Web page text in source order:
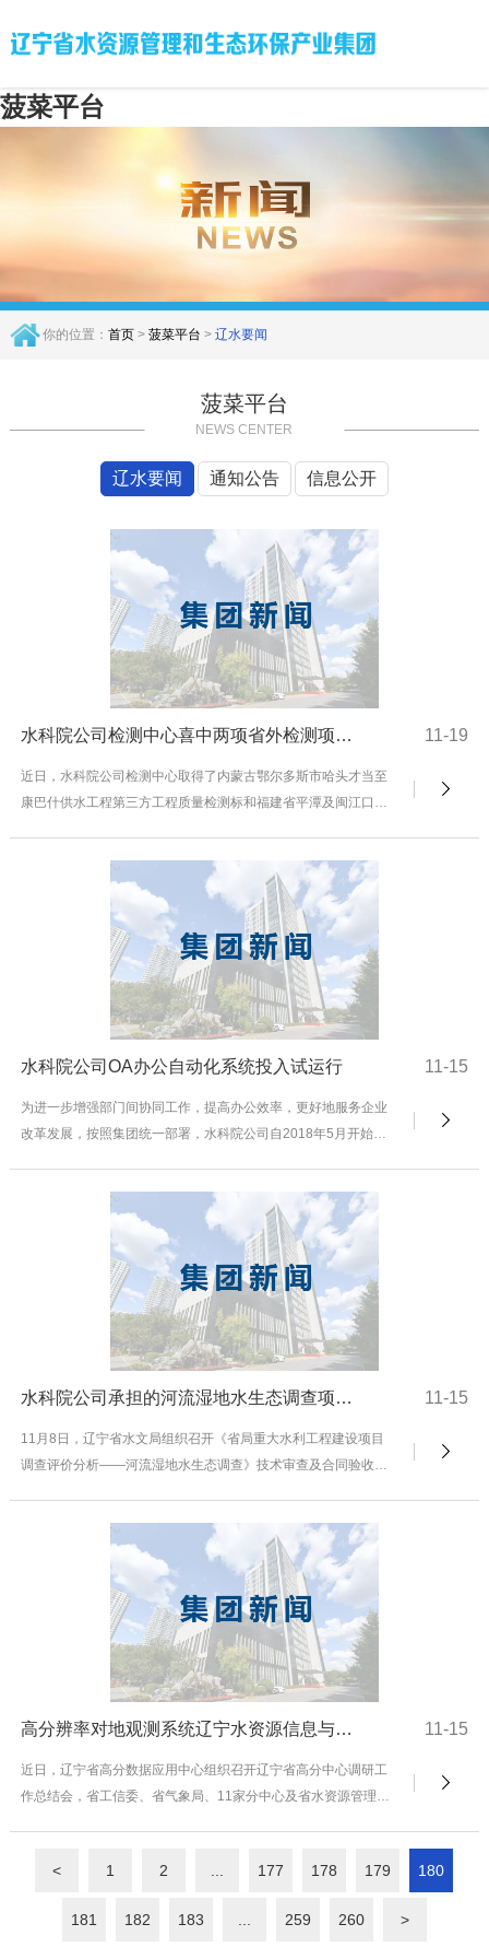
菠菜平台
你的位置： 首页> 菠菜平台 > 辽水要闻
菠菜平台
NEWS CENTER
辽水要闻 通知公告 信息公开
水科院公司检测中心喜中两项省外检测项目标 11-19
近日，水科院公司检测中心取得了内蒙古鄂尔多斯市哈头才当至
康巴什供水工程第三方工程质量检测标和福建省平潭及闽江口水
水科院公司OA办公自动化系统投入试运行 11-15
为进一步增强部门间协同工作，提高办公效率，更好地服务企业
改革发展，按照集团统一部署，水科院公司自2018年5月开始建
水科院公司承担的河流湿地水生态调查项目通过技术审查及合同验收 11-15
11月8日，辽宁省水文局组织召开《省局重大水利工程建设项目
调查评价分析——河流湿地水生态调查》技术审查及合同验收
高分辨率对地观测系统辽宁水资源信息与服务中心在省水资源集团所属设计院公司授牌成立 11-15
近日，辽宁省高分数据应用中心组织召开辽宁省高分中心调研工
作总结会，省工信委、省气象局、11家分中心及省水资源管理集
< 1 2 177 178 179 180
181 182 183 259 260 >